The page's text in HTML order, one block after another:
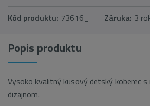
Kód produktu: 73616_ Záruka: 3
Popis produktu
Vysoko kvalitný kusový detský koberec s
dizajnom.